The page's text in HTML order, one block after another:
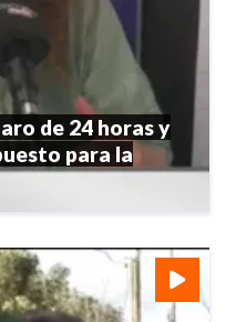
de 24 horas y
para la